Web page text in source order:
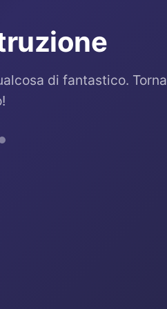
di fantastico. Torna